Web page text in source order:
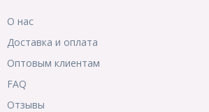
О нас
Доставка и оплата
Оптовым клиентам
FAQ
Отзывы